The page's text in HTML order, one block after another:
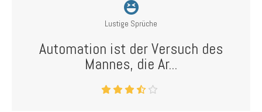
Lustige Sprüche
Automation ist der Versuch des
Mannes, die Ar...